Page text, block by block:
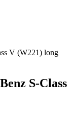
V (W221) long
S-Class